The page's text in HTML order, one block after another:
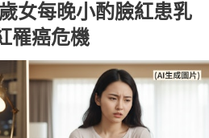
女每晚小酌臉紅患乳
罹癌危機